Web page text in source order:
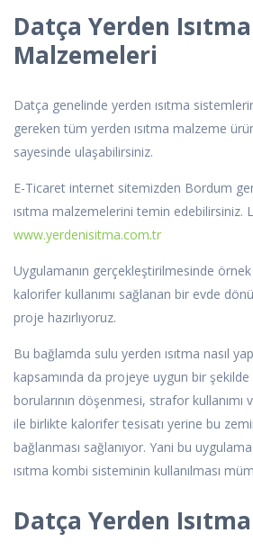
Datça Yerden Isıtma
Malzemeleri
Datça genelinde yerden ısıtma
gereken tüm yerden ısıtma malzeme
sayesinde ulaşabilirsiniz.
E-Ticaret internet sitemizden Bordum
ısıtma malzemelerini temin edebilirsiniz.
www.yerdenisitma.com.tr
Uygulamanın gerçekleştirilmesinde
kalorifer kullanımı sağlanan bir evde
proje hazırlıyoruz.
Bu bağlamda sulu yerden ısıtma nasıl
kapsamında da projeye uygun bir şekilde
borularının döşenmesi, strafor kullanımı
ile birlikte kalorifer tesisatı yerine bu
bağlanması sağlanıyor. Yani bu
ısıtma kombi sisteminin kullanılması
Datça Yerden Isıtma